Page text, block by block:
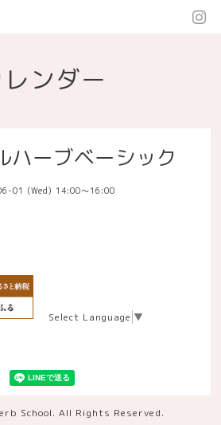
レンダー
ハーブベーシック
01 (Wed) 14:00～16:00
Select Language ▼
School. All Rights Reserved.